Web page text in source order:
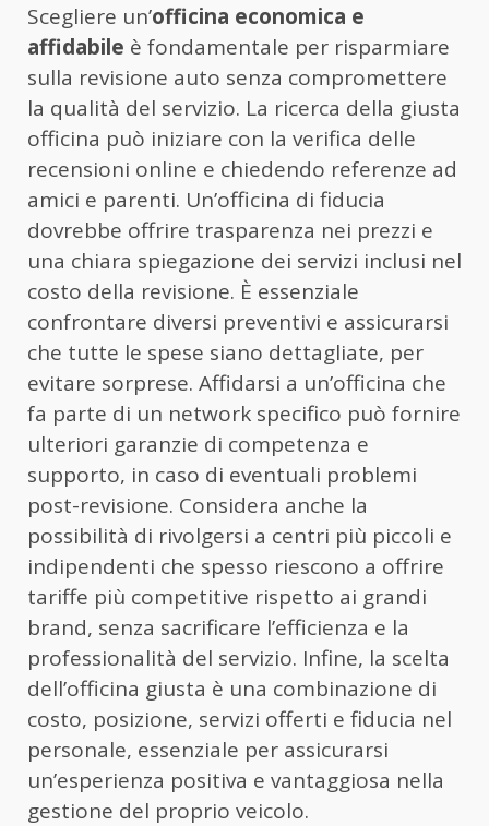
Scegliere un’officina economica e
affidabile è fondamentale per risparmiare
sulla revisione auto senza compromettere
la qualità del servizio. La ricerca della giusta
officina può iniziare con la verifica delle
recensioni online e chiedendo referenze ad
amici e parenti. Un’officina di fiducia
dovrebbe offrire trasparenza nei prezzi e
una chiara spiegazione dei servizi inclusi nel
costo della revisione. È essenziale
confrontare diversi preventivi e assicurarsi
che tutte le spese siano dettagliate, per
evitare sorprese. Affidarsi a un’officina che
fa parte di un network specifico può fornire
ulteriori garanzie di competenza e
supporto, in caso di eventuali problemi
post-revisione. Considera anche la
possibilità di rivolgersi a centri più piccoli e
indipendenti che spesso riescono a offrire
tariffe più competitive rispetto ai grandi
brand, senza sacrificare l’efficienza e la
professionalità del servizio. Infine, la scelta
dell’officina giusta è una combinazione di
costo, posizione, servizi offerti e fiducia nel
personale, essenziale per assicurarsi
un’esperienza positiva e vantaggiosa nella
gestione del proprio veicolo.